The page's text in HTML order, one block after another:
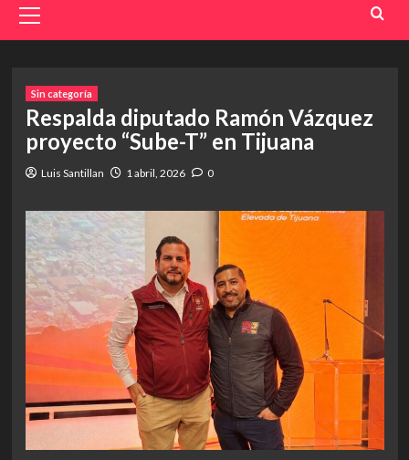
Menu
Sin categoría
Respalda diputado Ramón Vázquez
proyecto “Sube-T” en Tijuana
Luis Santillan 1 abril, 2026 0